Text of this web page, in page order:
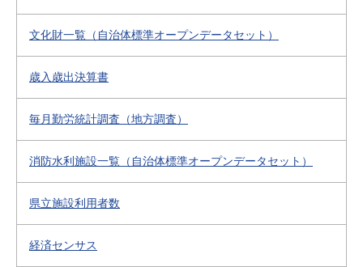
文化財一覧（自治体標準オープンデータセット）
歳入歳出決算書
毎月勤労統計調査（地方調査）
消防水利施設一覧（自治体標準オープンデータセット）
県立施設利用者数
経済センサス